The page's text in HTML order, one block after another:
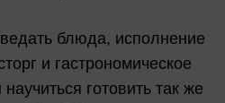
блюда, исполнение
и гастрономическое
готовить так же